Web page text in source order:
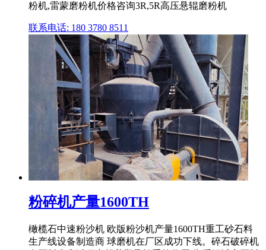
粉机,雷蒙磨粉机价格咨询3R,5R高压悬辊磨粉机
联系电话: 180 3780 8511
粉碎机产量1600TH
橄榄石中速粉沙机 欧版粉沙机产量1600TH重工砂石料
生产线设备制造商 球磨机在厂区成功下线。碎石破碎机